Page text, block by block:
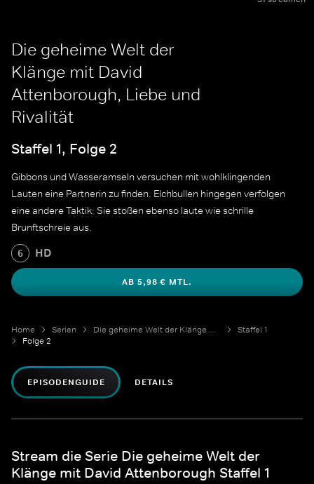
Die geheime Welt der
Klänge mit David
Attenborough, Liebe und
Rivalität
Staffel 1, Folge 2
Gibbons und Wasseramseln versuchen mit wohlklingenden
Lauten eine Partnerin zu finden. Elchbullen hingegen verfolgen
eine andere Taktik: Sie stoßen ebenso laute wie schrille
Brunftschreie aus.
6 HD
AB 5,98 € MTL.
Home Serien Die geheime Welt der Klänge mit David Attenborough
Staffel 1
Folge 2
EPISODENGUIDE DETAILS
Stream die Serie Die geheime Welt der
Klänge mit David Attenborough Staffel 1